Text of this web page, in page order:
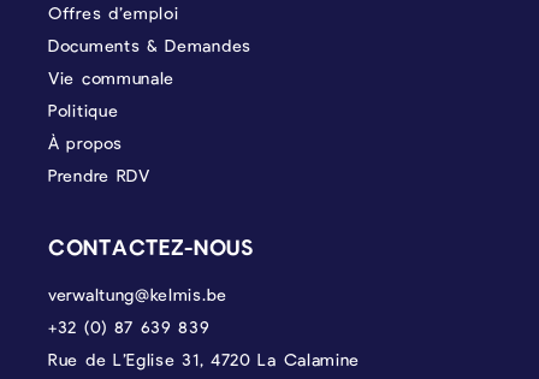
Offres d’emploi
Documents & Demandes
Vie communale
Politique
À propos
Prendre RDV
CONTACTEZ-NOUS
verwaltung@kelmis.be
+32 (0) 87 639 839
Rue de L’Eglise 31, 4720 La Calamine